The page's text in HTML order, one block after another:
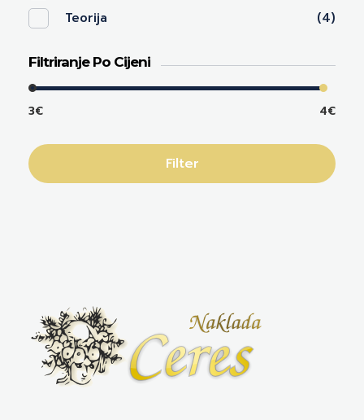
Teorija
(4)
Filtriranje Po Cijeni
3€ 4€
Filter